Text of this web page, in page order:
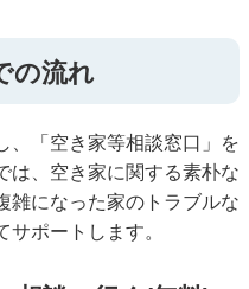
の流れ
、「空き家等相談窓口」を
は、空き家に関する素朴な
雑になった家のトラブルな
ポートします。